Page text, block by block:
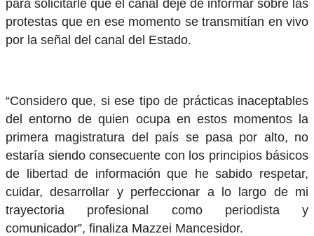
para solicitarle que el canal deje de informar sobre las
protestas que en ese momento se transmitían en vivo
por la señal del canal del Estado.
“Considero que, si ese tipo de prácticas inaceptables
del entorno de quien ocupa en estos momentos la
primera magistratura del país se pasa por alto, no
estaría siendo consecuente con los principios básicos
de libertad de información que he sabido respetar,
cuidar, desarrollar y perfeccionar a lo largo de mi
trayectoria profesional como periodista y
comunicador”, finaliza Mazzei Mancesidor.